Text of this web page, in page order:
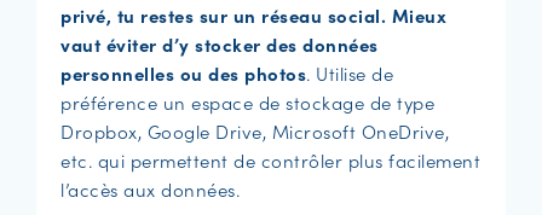
privé, tu restes sur un réseau social. Mieux
vaut éviter d’y stocker des données
personnelles ou des photos. Utilise de
préférence un espace de stockage de type
Dropbox, Google Drive, Microsoft OneDrive,
etc. qui permettent de contrôler plus facilement
l’accès aux données.